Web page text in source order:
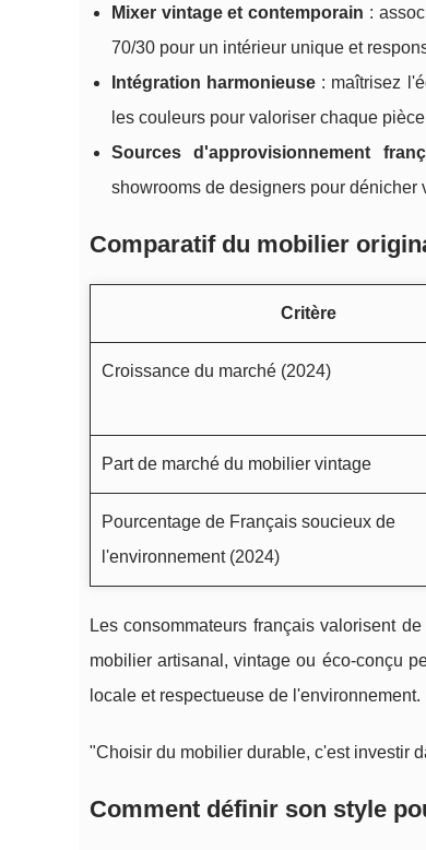
Mixer vintage et contemporain :
70/30 pour un intérieur unique et
Intégration harmonieuse : maîtrisez
les couleurs pour valoriser chaque
Sources d'approvisionnement
showrooms de designers pour dénicher
Comparatif du mobilier
Critère
Croissance du marché (2024)
Part de marché du mobilier vintage
Pourcentage de Français soucieux de
l'environnement (2024)
Les consommateurs français valorisent
mobilier artisanal, vintage ou éco-conçu
locale et respectueuse de l'environnement.
"Choisir du mobilier durable, c'est investir
Comment définir son style